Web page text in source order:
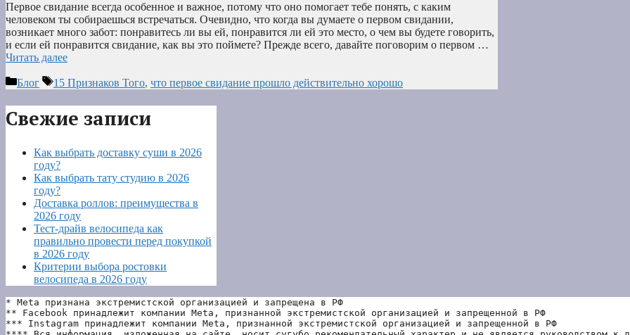
Первое свидание всегда особенное и важное, потому что оно помогает тебе понять, с каким
человеком ты собираешься встречаться. Очевидно, что когда вы думаете о первом свидании,
возникает много забот: понравитесь ли вы ей, понравится ли ей это место, о чем вы будете говорить,
и если ей понравится свидание, как вы это поймете? Прежде всего, давайте поговорим о первом …
Читать далее
Рубрики
Блог Метки
15 Признаков Того, что первое свидание прошло действительно хорошо
Свежие записи
Как выбрать доставку суши в 2026
году?
Как выбрать тату студию в 2026
году?
Доставка роллов: преимущества в
2026 году
Тест-драйв велосипеда как
правильно провести перед покупкой
в 2026 году
Критерии выбора ростовки
велосипеда в 2026 году
* Meta признана экстремистской организацией и запрещена в РФ
** Facebook принадлежит компании Meta, признанной экстремистской организацией и запрещенной в РФ
*** Instagram принадлежит компании Meta, признанной экстремистской организацией и запрещенной в РФ